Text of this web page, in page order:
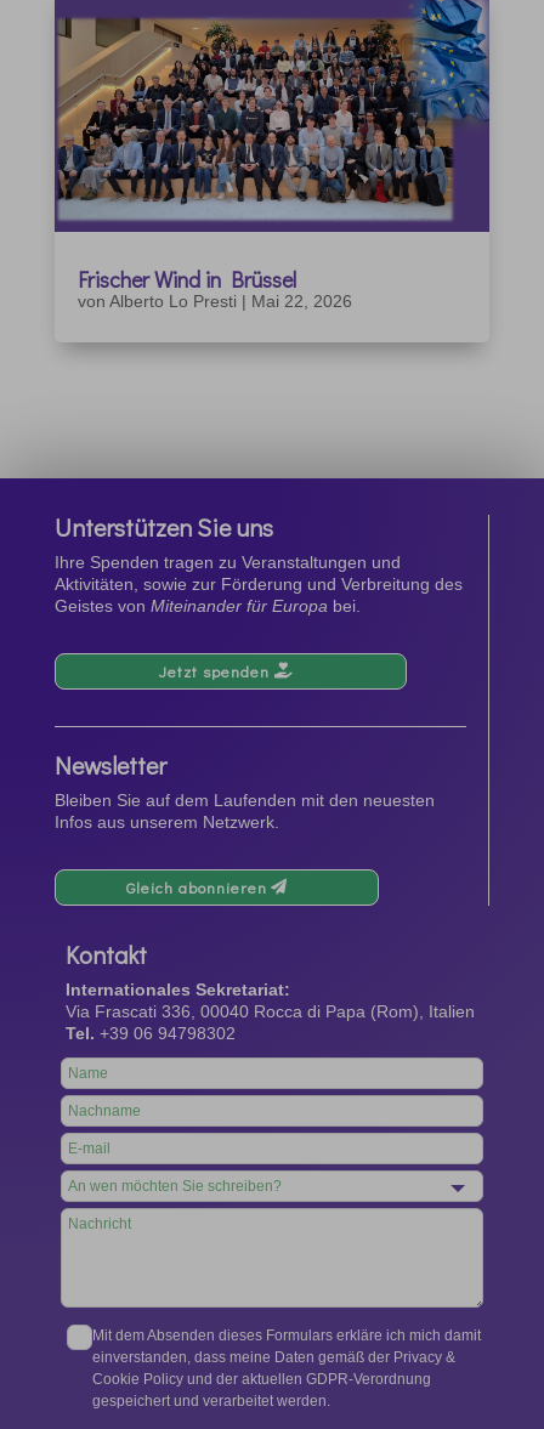
Frischer Wind in Brüssel
von Alberto Lo Presti | Mai 22, 2026
Unterstützen Sie uns
Ihre Spenden tragen zu Veranstaltungen und
Aktivitäten, sowie zur Förderung und Verbreitung des
Geistes von Miteinander für Europa bei.
Jetzt spenden
Newsletter
Bleiben Sie auf dem Laufenden mit den neuesten
Infos aus unserem Netzwerk.
Gleich abonnieren
Kontakt
Internationales Sekretariat:
Via Frascati 336, 00040 Rocca di Papa (Rom), Italien
Tel. +39 06 94798302
Leave
this
field
blank
Mit dem Absenden dieses Formulars erkläre ich mich damit
einverstanden, dass meine Daten gemäß der Privacy &
Cookie Policy und der aktuellen GDPR-Verordnung
gespeichert und verarbeitet werden.